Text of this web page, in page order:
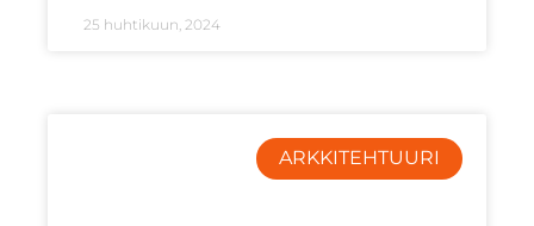
25 huhtikuun, 2024
ARKKITEHTUURI